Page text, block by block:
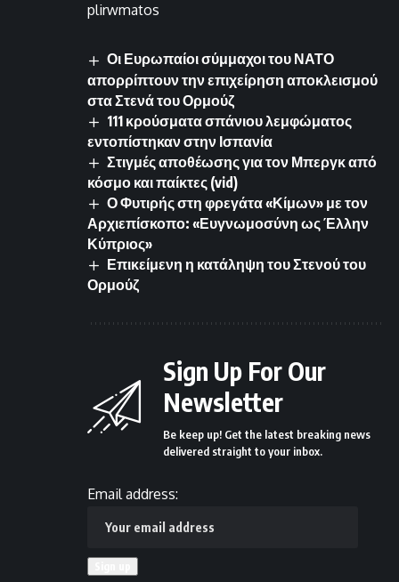
plirwmatos
Οι Ευρωπαίοι σύμμαχοι του ΝΑΤΟ
απορρίπτουν την επιχείρηση αποκλεισμού
στα Στενά του Ορμούζ
111 κρούσματα σπάνιου λεμφώματος
εντοπίστηκαν στην Ισπανία
Στιγμές αποθέωσης για τον Μπεργκ από
κόσμο και παίκτες (vid)
Ο Φυτιρής στη φρεγάτα «Κίμων» με τον
Αρχιεπίσκοπο: «Ευγνωμοσύνη ως Έλλην
Κύπριος»
Επικείμενη η κατάληψη του Στενού του
Ορμούζ
Sign Up For Our
Newsletter
Be keep up! Get the latest breaking news
delivered straight to your inbox.
Email address: